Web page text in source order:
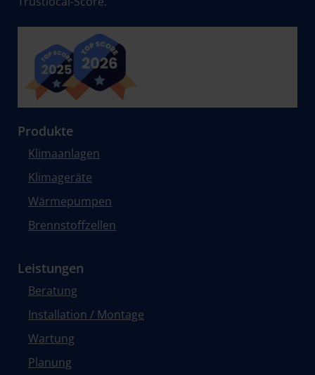
Produkte
Klimaanlagen
Klimageräte
Wärmepumpen
Brennstoffzellen
Leistungen
Beratung
Installation / Montage
Wartung
Planung